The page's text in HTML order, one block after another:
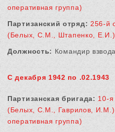
оперативная группа)
Партизанский отряд: 256-й
(Белых, С.М., Штапенко, Е.И.)
Должность: Командир взвода
С декабря 1942 по .02.1943
Партизанская бригада: 10-я
(Белых, С.М., Гаврилов, И.М.)
оперативная группа)